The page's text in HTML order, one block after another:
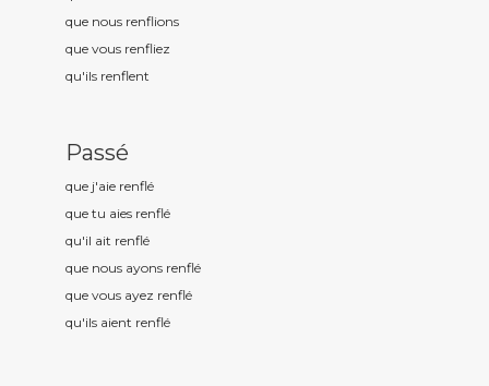
que nous renflions
que vous renfliez
qu'ils renflent
Passé
que j'aie renflé
que tu aies renflé
qu'il ait renflé
que nous ayons renflé
que vous ayez renflé
qu'ils aient renflé